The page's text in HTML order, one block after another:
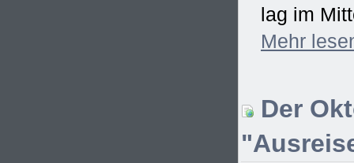
lag im
Mehr
Der